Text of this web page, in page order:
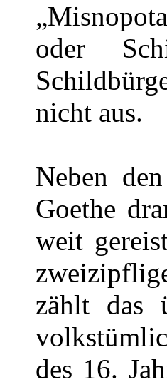
oder
nicht aus.
Neben
Goethe
weit
zählt das
des 16.